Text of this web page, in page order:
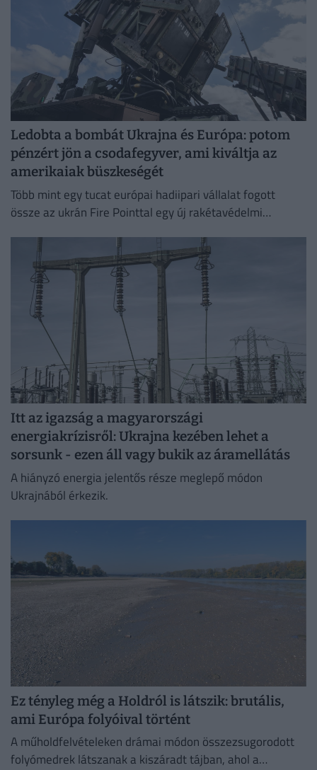
Ledobta a bombát Ukrajna és Európa: potom
pénzért jön a csodafegyver, ami kiváltja az
amerikaiak büszkeségét
Több mint egy tucat európai hadiipari vállalat fogott
össze az ukrán Fire Pointtal egy új rakétavédelmi
Itt az igazság a magyarországi
energiakrízisről: Ukrajna kezében lehet a
sorsunk - ezen áll vagy bukik az áramellátás
A hiányzó energia jelentős része meglepő módon
Ukrajnából érkezik.
Ez tényleg még a Holdról is látszik: brutális,
ami Európa folyóival történt
A műholdfelvételeken drámai módon összezsugorodott
folyómedrek látszanak a kiszáradt tájban, ahol a